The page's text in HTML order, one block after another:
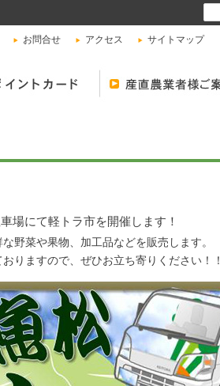
お問合せ アクセス サイトマップ
場にて軽トラ市を開催します！
野菜や果物、加工品などを販売します。
りますので、ぜひお立ち寄りください！！